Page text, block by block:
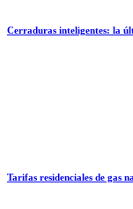
Cerraduras inteligentes: la
Tarifas residenciales de gas